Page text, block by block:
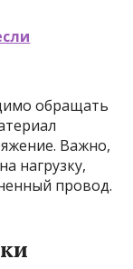
обращать
Важно,
нагрузку,
провод.